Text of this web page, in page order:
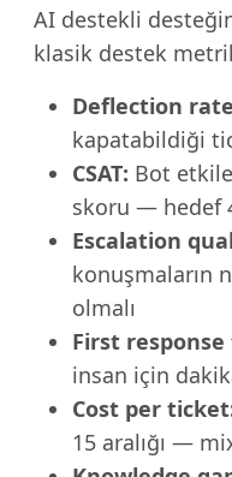
AI destekli
klasik destek
Deflection
kapatabildiği
CSAT: Bot
skoru — hedef
Escalation
konuşmaların
olmalı
First
insan için
Cost per
15 aralığı —